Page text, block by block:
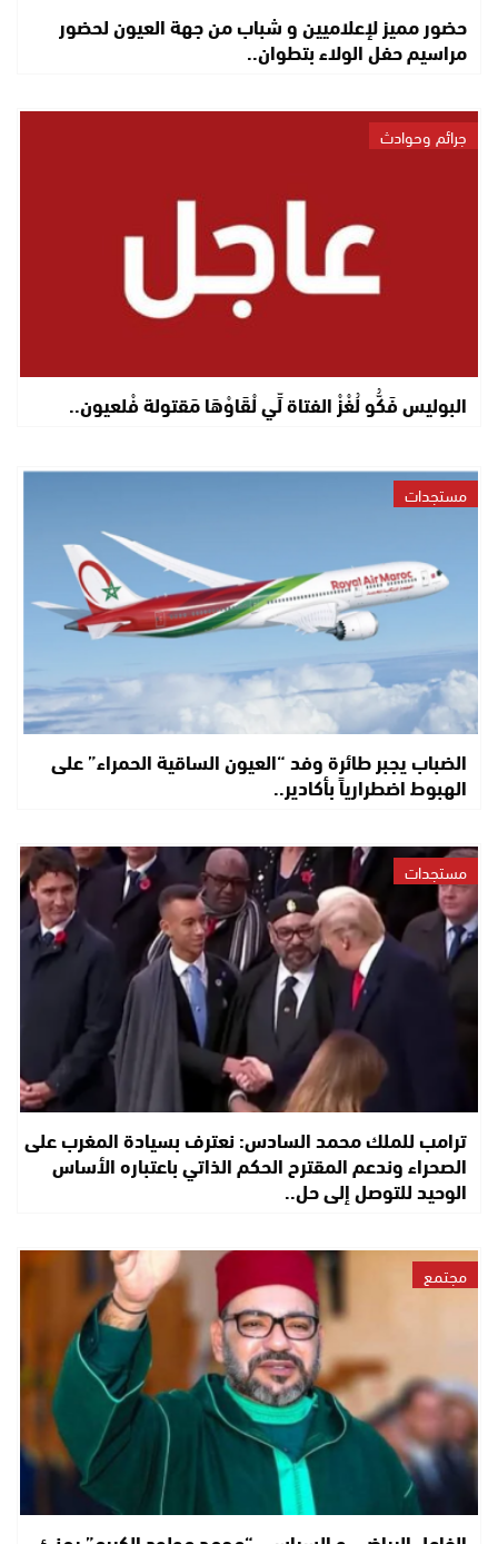
حضور مميز لإعلاميين و شباب من جهة العيون لحضور
مراسيم حفل الولاء بتطوان..
جرائم وحوادث
البوليس فَكُّو لُغْزْ الفتاة لِّي لْقَاوْهَا مَقتولة فْلعيون..
مستجدات
الضباب يجبر طائرة وفد “العيون الساقية الحمراء” على
الهبوط اضطرارياً بأكادير..
مستجدات
ترامب للملك محمد السادس: نعترف بسيادة المغرب على
الصحراء وندعم المقترح الحكم الذاتي باعتباره الأساس
الوحيد للتوصل إلى حل..
مجتمع